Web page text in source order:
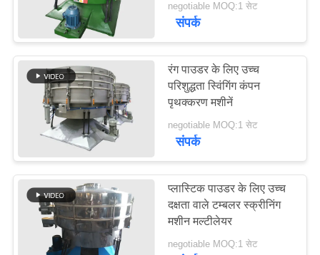
टर्बो स्क्रीन वायु वर्गीकरण
परीक्षण सिव शेकर
negotiable MOQ:1 सेट
संपर्क
रंग पाउडर के लिए उच्च
परिशुद्धता स्विंगिंग कंपन
पृथक्करण मशीनें
negotiable MOQ:1 सेट
संपर्क
प्लास्टिक पाउडर के लिए उच्च
दक्षता वाले टम्बलर स्क्रीनिंग
मशीन मल्टीलेयर
negotiable MOQ:1 सेट